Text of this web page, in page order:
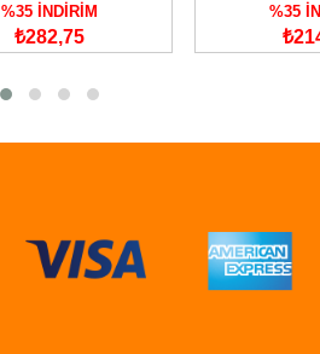
%35 İNDİRİM
₺282,75
%35